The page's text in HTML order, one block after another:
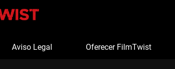
Aviso Legal Oferecer FilmTwist